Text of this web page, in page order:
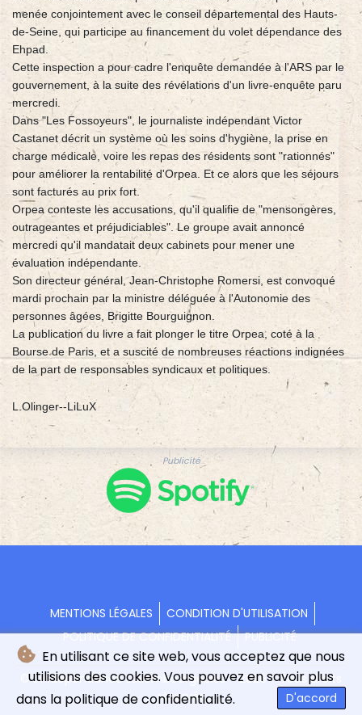
En utilisant ce site web, vous acceptez que nous
utilisions des cookies. Vous pouvez en savoir plus
dans la politique de confidentialité.
D'accord
menée conjointement avec le conseil départemental des Hauts-
de-Seine, qui participe au financement du volet dépendance des
Ehpad.
Cette inspection a pour cadre l'enquête demandée à l'ARS par le
gouvernement, à la suite des révélations d'un livre-enquête paru
mercredi.
Dans "Les Fossoyeurs", le journaliste indépendant Victor
Castanet décrit un système où les soins d'hygiène, la prise en
charge médicale, voire les repas des résidents sont "rationnés"
pour améliorer la rentabilité d'Orpea. Et ce alors que les séjours
sont facturés au prix fort.
Orpea conteste les accusations, qu'il qualifie de "mensongères,
outrageantes et préjudiciables". Le groupe avait annoncé
mercredi qu'il mandatait deux cabinets pour mener une
évaluation indépendante.
Son directeur général, Jean-Christophe Romersi, est convoqué
mardi prochain par la ministre déléguée à l'Autonomie des
personnes âgées, Brigitte Bourguignon.
La publication du livre a fait plonger le titre Orpea, coté à la
Bourse de Paris, et a suscité de nombreuses réactions indignées
de la part de responsables syndicaux et politiques.
L.Olinger--LiLuX
Publicité
MENTIONS LÉGALES
CONDITION D'UTILISATION
POLITIQUE DE CONFIDENTIALITÉ
PUBLICITÉ
© L'indépendance Luxembourgeoise - 2026 - Tous droits
réservés